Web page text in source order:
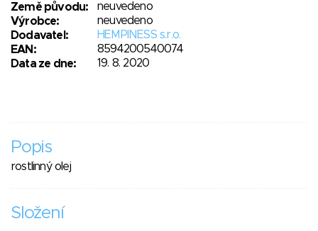
Země původu:
neuvedeno
Výrobce:
neuvedeno
Dodavatel:
HEMPINESS s.r.o.
EAN:
8594200540074
Data ze dne:
19. 8. 2020
Popis
rostlinný olej
Složení